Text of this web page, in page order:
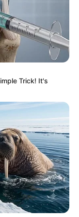
con su
Trick! It's